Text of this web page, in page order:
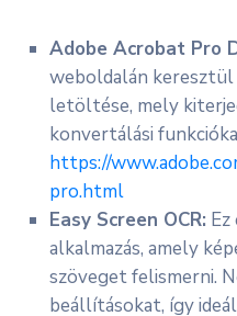
Adobe Acrobat Pro
weboldalán
letöltése, mely
konvertálási
https://
pro.html
Easy Screen OCR:
alkalmazás, amely
szöveget felismerni.
beállításokat, így